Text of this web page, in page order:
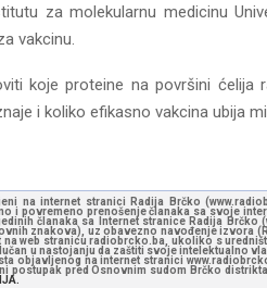
za molekularnu medicinu
vakcinu.
koje proteine ​​na površini ćelija
i koliko efikasno vakcina ubija
na internet stranici Radija Brčko
i povremeno prenošenje članaka sa svoje
članaka sa Internet stranice Radija
znakova), uz obavezno navođenje izvora
na web stranicu radiobrcko.ba, ukoliko s
u nastojanju da zaštiti svoje intelektualno
objavljenog na internet stranici
postupak pred Osnovnim sudom Brčko